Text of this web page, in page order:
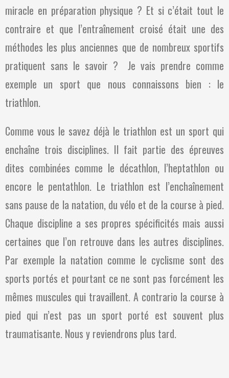
miracle en préparation physique ? Et si c’était tout le
contraire et que l’entraînement croisé était une des
méthodes les plus anciennes que de nombreux sportifs
pratiquent sans le savoir ? Je vais prendre comme
exemple un sport que nous connaissons bien : le
triathlon.
Comme vous le savez déjà le triathlon est un sport qui
enchaîne trois disciplines. Il fait partie des épreuves
dites combinées comme le décathlon, l’heptathlon ou
encore le pentathlon. Le triathlon est l’enchaînement
sans pause de la natation, du vélo et de la course à pied.
Chaque discipline a ses propres spécificités mais aussi
certaines que l’on retrouve dans les autres disciplines.
Par exemple la natation comme le cyclisme sont des
sports portés et pourtant ce ne sont pas forcément les
mêmes muscules qui travaillent. A contrario la course à
pied qui n’est pas un sport porté est souvent plus
traumatisante. Nous y reviendrons plus tard.